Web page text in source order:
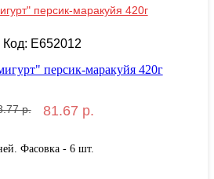
персик-маракуйя 420г
Код: E652012
р. 81.67 р.
Фасовка - 6 шт.